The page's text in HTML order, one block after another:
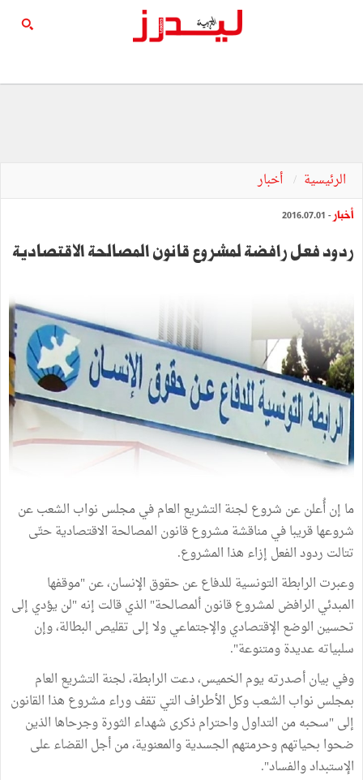
الرئيسية أخبار
أخبار - 2016.07.01
ردود فعل رافضة لمشروع قانون المصالحة الاقتصادية
ما إن أُعلن عن شروع لجنة التشريع العام في مجلس نواب الشعب عن
شروعها قريبا في مناقشة مشروع قانون المصالحة الاقتصادية حتّى
تتالت ردود الفعل إزاء هذا المشروع.
وعبرت الرابطة التونسية للدفاع عن حقوق الإنسان، عن "موقفها
المبدئي الرافض لمشروع قانون ألمصالحة" الذي قالت إنه "لن يؤدي إلى
تحسين الوضع الإقتصادي والإجتماعي ولا إلى تقليص البطالة، وإن
سلبياته عديدة ومتنوعة".
وفي بيان أصدرته يوم الخميس، دعت الرابطة، لجنة التشريع العام
بمجلس نواب الشعب وكل الأطراف التي تقف وراء مشروع هذا القانون
إلى "سحبه من التداول واحترام ذكرى شهداء الثورة وجرحاها الذين
ضحوا بحياتهم وحرمتهم الجسدية والمعنوية، من أجل القضاء على
الإستبداد والفساد".